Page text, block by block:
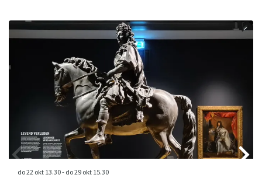
do 22 okt 13.30- do 29 okt 15.30